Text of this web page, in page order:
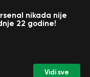
nikada nije
22 godine!
Vidi sve